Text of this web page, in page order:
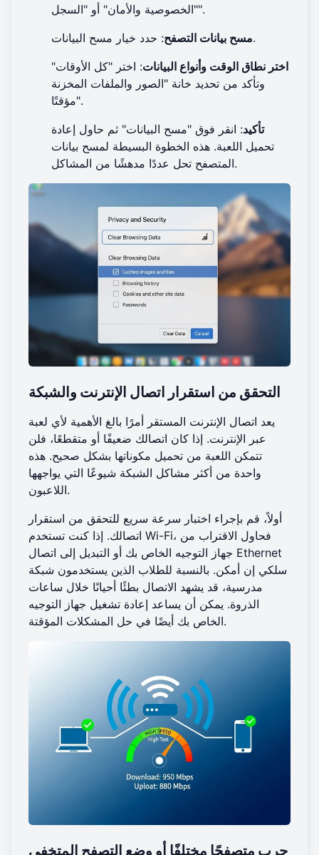
"الخصوصية والأمان" أو "السجل".
مسح بيانات التصفح: حدد خيار مسح البيانات.
اختر نطاق الوقت وأنواع البيانات: اختر "كل الأوقات"
وتأكد من تحديد خانة "الصور والملفات المخزنة
مؤقتًا".
تأكيد: انقر فوق "مسح البيانات" ثم حاول إعادة
تحميل اللعبة. هذه الخطوة البسيطة لمسح بيانات
المتصفح تحل عددًا مدهشًا من المشاكل.
التحقق من استقرار اتصال الإنترنت والشبكة
يعد اتصال الإنترنت المستقر أمرًا بالغ الأهمية لأي لعبة
عبر الإنترنت. إذا كان اتصالك ضعيفًا أو متقطعًا، فلن
تتمكن اللعبة من تحميل مكوناتها بشكل صحيح. هذه
واحدة من أكثر مشاكل الشبكة شيوعًا التي يواجهها
اللاعبون.
أولاً، قم بإجراء اختبار سرعة سريع للتحقق من استقرار
اتصالك. إذا كنت تستخدم Wi-Fi، فحاول الاقتراب من
جهاز التوجيه الخاص بك أو التبديل إلى اتصال Ethernet
سلكي إن أمكن. بالنسبة للطلاب الذين يستخدمون شبكة
مدرسية، قد يشهد الاتصال بطئًا أحيانًا خلال ساعات
الذروة. يمكن أن يساعد إعادة تشغيل جهاز التوجيه
الخاص بك أيضًا في حل المشكلات المؤقتة.
جرب متصفحًا مختلفًا أو وضع التصفح المتخفي